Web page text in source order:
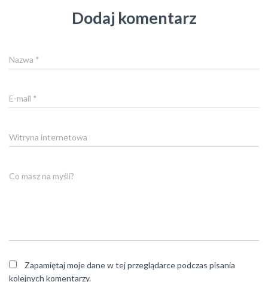
Dodaj komentarz
Nazwa *
E-mail *
Witryna internetowa
Co masz na myśli?
Zapamiętaj moje dane w tej przeglądarce podczas pisania
kolejnych komentarzy.